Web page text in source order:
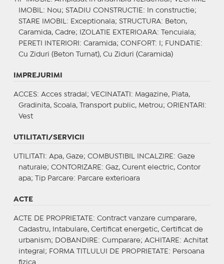
IMOBIL : Nou; STADIU CONSTRUCTIE : In constructie;
STARE IMOBIL : Exceptionala; STRUCTURA: Beton,
Caramida, Cadre;
IZOLATIE EXTERIOARA: Tencuiala;
PERETI INTERIORI : Caramida; CONFORT : I; FUNDATIE :
Cu Ziduri (Beton Turnat), Cu Ziduri (Caramida)
IMPREJURIMI
ACCES: Acces stradal; VECINATATI : Magazine, Piata,
Gradinita, Scoala, Transport public, Metrou; ORIENTARI :
Vest
UTILITATI/SERVICII
UTILITATI : Apa, Gaze; COMBUSTIBIL INCALZIRE : Gaze
naturale; CONTORIZARE : Gaz, Curent electric, Contor
apa;
Tip Parcare: Parcare exterioara
ACTE
ACTE DE PROPRIETATE : Contract vanzare cumparare,
Cadastru, Intabulare, Certificat energetic, Certificat de
urbanism;
DOBANDIRE : Cumparare; ACHITARE : Achitat
integral; FORMA TITLULUI DE PROPRIETATE : Persoana
fizica